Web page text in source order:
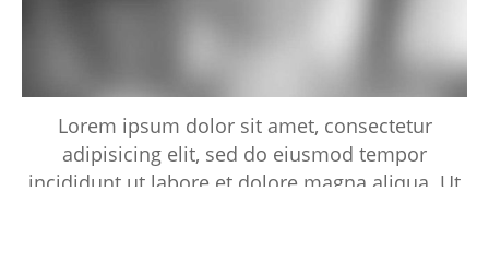
Lorem ipsum dolor sit amet, consectetur
adipisicing elit, sed do eiusmod tempor
incididunt ut labore et dolore magna aliqua. Ut